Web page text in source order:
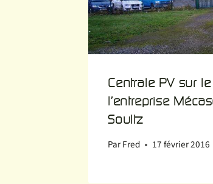
Centrale PV sur
l’entreprise
Soultz
Par Fred 17 février 2016